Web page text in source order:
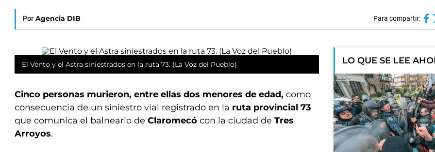
Por Agencia DIB Para compartir:
El Vento y el Astra siniestrados en la ruta 73. (La Voz del Pueblo)
Cinco personas murieron, entre ellas dos menores de edad, como
consecuencia de un siniestro vial registrado en la ruta provincial 73
que comunica el balneario de Claromecó con la ciudad de Tres
Arroyos.
LO QUE SE LEE